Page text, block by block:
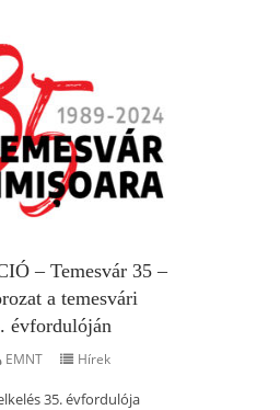
– Temesvár 35 –
a temesvári
évfordulóján
EMNT Hírek
35. évfordulója